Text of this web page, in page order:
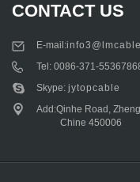
CONTACT US
E-mail:
Tel: 0086-371-
Skype: jytopcable
Add:Qinhe Road,
Chine 450006